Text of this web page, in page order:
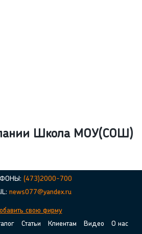
Школа МОУ(СОШ)
(473)2000-700
news077@yandex.ru
свою фирму
Статьи Клиентам Видео О нас